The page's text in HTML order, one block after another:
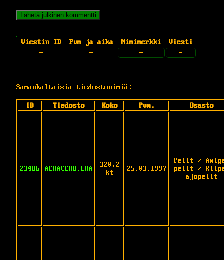
Viestin ID Pvm ja aika Nimimerkki
Viesti
-
- - -
Samankaltaisia tiedostonimiä:
ID Tiedosto Koko Pvm. Osasto
23486 AERACERB.LHA
320,2
kt
25.03.1997
Pelit /
pelit /
ajopelit